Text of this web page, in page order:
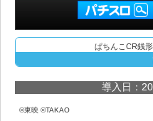
ぱちんこCR銭
導入日：
©東映 ©TAKAO